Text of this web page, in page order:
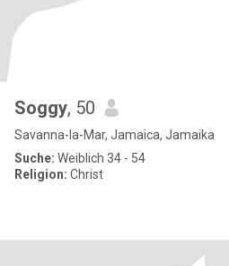
Soggy, 50
Savanna-la-Mar, Jamaica, Jamaika
Suche: Weiblich 34 - 54
Religion: Christ